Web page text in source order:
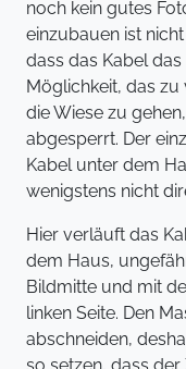
noch kein gutes
einzubauen ist
dass das Kabel
Möglichkeit, das zu
die Wiese zu
abgesperrt. Der
Kabel unter dem
wenigstens nicht
Hier verläuft das
dem Haus,
Bildmitte und mit
linken Seite. Den
abschneiden,